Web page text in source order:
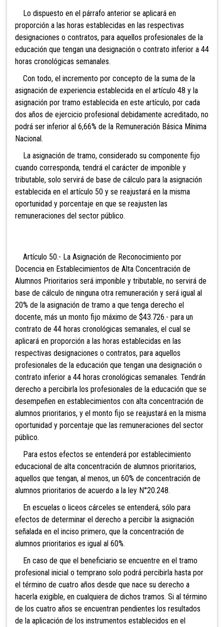
Lo dispuesto en el párrafo anterior se aplicará en
proporción a las horas establecidas en las respectivas
designaciones o contratos, para aquellos profesionales de la
educación que tengan una designación o contrato inferior a 44
horas cronológicas semanales.
Con todo, el incremento por concepto de la suma de la
asignación de experiencia establecida en el artículo 48 y la
asignación por tramo establecida en este artículo, por cada
dos años de ejercicio profesional debidamente acreditado, no
podrá ser inferior al 6,66% de la Remuneración Básica Mínima
Nacional.
La asignación de tramo, considerado su componente fijo
cuando corresponda, tendrá el carácter de imponible y
tributable, solo servirá de base de cálculo para la asignación
establecida en el artículo 50 y se reajustará en la misma
oportunidad y porcentaje en que se reajusten las
remuneraciones del sector público.
Artículo 50.- La Asignación de Reconocimiento por
Docencia en Establecimientos de Alta Concentración de
Alumnos Prioritarios será imponible y tributable, no servirá de
base de cálculo de ninguna otra remuneración y será igual al
20% de la asignación de tramo a que tenga derecho el
docente, más un monto fijo máximo de $43.726.- para un
contrato de 44 horas cronológicas semanales, el cual se
aplicará en proporción a las horas establecidas en las
respectivas designaciones o contratos, para aquellos
profesionales de la educación que tengan una designación o
contrato inferior a 44 horas cronológicas semanales. Tendrán
derecho a percibirla los profesionales de la educación que se
desempeñen en establecimientos con alta concentración de
alumnos prioritarios, y el monto fijo se reajustará en la misma
oportunidad y porcentaje que las remuneraciones del sector
público.
Para estos efectos se entenderá por establecimiento
educacional de alta concentración de alumnos prioritarios,
aquellos que tengan, al menos, un 60% de concentración de
alumnos prioritarios de acuerdo a la ley N°20.248.
En escuelas o liceos cárceles se entenderá, sólo para
efectos de determinar el derecho a percibir la asignación
señalada en el inciso primero, que la concentración de
alumnos prioritarios es igual al 60%.
En caso de que el beneficiario se encuentre en el tramo
profesional inicial o temprano solo podrá percibirla hasta por
el término de cuatro años desde que nace su derecho a
hacerla exigible, en cualquiera de dichos tramos. Si al término
de los cuatro años se encuentran pendientes los resultados
de la aplicación de los instrumentos establecidos en el